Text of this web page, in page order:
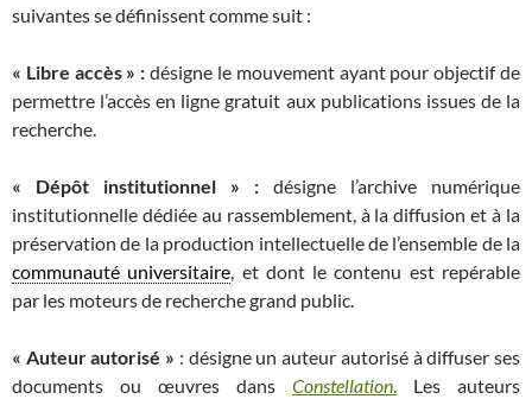
suivantes se définissent comme suit :
« Libre accès » :désigne le mouvement ayant pour objectif de
permettre l’accès en ligne gratuit aux publications issues de la
recherche.
« Dépôt institutionnel » : désigne l’archive numérique
institutionnelle dédiée au rassemblement, à la diffusion et à la
préservation de la production intellectuelle de l’ensemble de la
communauté universitaire, et dont le contenu est repérable
par les moteurs de recherche grand public.
« Auteur autorisé » : désigne un auteur autorisé à diffuser ses
documents ou œuvres dans Constellation. Les auteurs